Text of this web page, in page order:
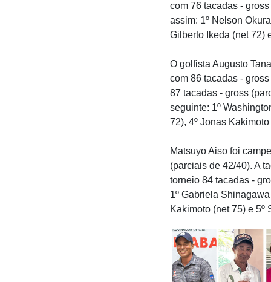
com 76 tacadas -
assim: 1º Nelson
Gilberto Ikeda (net 72)
O golfista Augusto
com 86 tacadas -
87 tacadas - gross
seguinte: 1º
72), 4º Jonas
Matsuyo Aiso foi
(parciais de 42/40). A
torneio 84 tacadas -
1º Gabriela
Kakimoto (net 75) e 5º